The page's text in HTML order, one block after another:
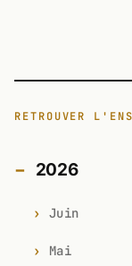
RETROUVER
2026
Juin
Mai